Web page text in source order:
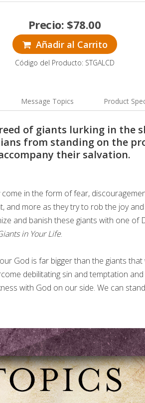
Precio: $78.00
Añadir al Carrito
Código del Producto: STGALCD
Message Topics Product
of giants lurking in the
from standing on the
their salvation.
in the form of fear,
and more as they try to rob the joy
and banish these giants with one of
in Your Life.
God is far bigger than the giants that
debilitating sin and temptation and
with God on our side. We can